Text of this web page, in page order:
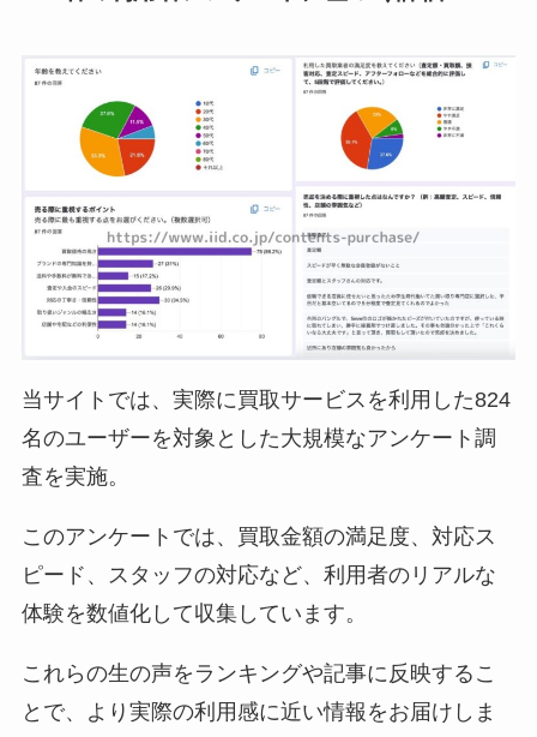
当サイトでは、実際に買取サービスを利用した824
名のユーザーを対象とした大規模なアンケート調
査を実施。
このアンケートでは、買取金額の満足度、対応ス
ピード、スタッフの対応など、利用者のリアルな
体験を数値化して収集しています。
これらの生の声をランキングや記事に反映するこ
とで、より実際の利用感に近い情報をお届けしま